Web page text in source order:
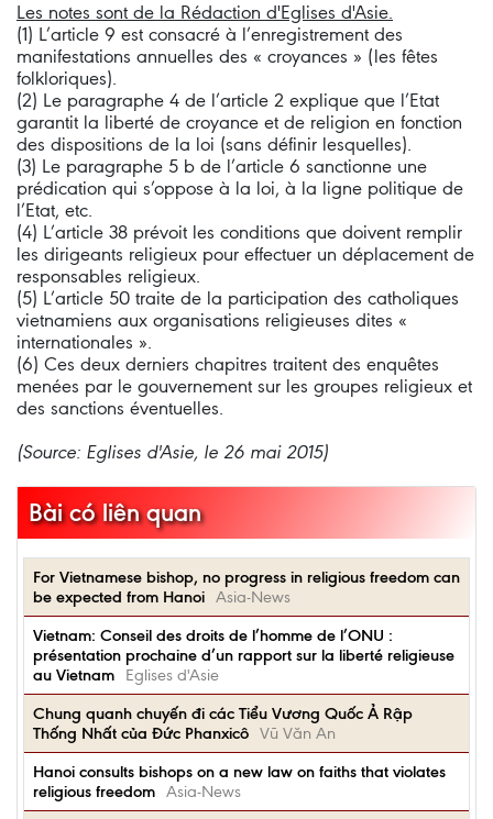
Les notes sont de la Rédaction d'Eglises d'Asie.
(1) L’article 9 est consacré à l’enregistrement des
manifestations annuelles des « croyances » (les fêtes
folkloriques).
(2) Le paragraphe 4 de l’article 2 explique que l’Etat
garantit la liberté de croyance et de religion en fonction
des dispositions de la loi (sans définir lesquelles).
(3) Le paragraphe 5 b de l’article 6 sanctionne une
prédication qui s’oppose à la loi, à la ligne politique de
l’Etat, etc.
(4) L’article 38 prévoit les conditions que doivent remplir
les dirigeants religieux pour effectuer un déplacement de
responsables religieux.
(5) L’article 50 traite de la participation des catholiques
vietnamiens aux organisations religieuses dites «
internationales ».
(6) Ces deux derniers chapitres traitent des enquêtes
menées par le gouvernement sur les groupes religieux et
des sanctions éventuelles.
(Source: Eglises d'Asie, le 26 mai 2015)
Bài có liên quan
For Vietnamese bishop, no progress in religious freedom can
be expected from Hanoi Asia-News
Vietnam: Conseil des droits de l’homme de l’ONU :
présentation prochaine d’un rapport sur la liberté religieuse
au Vietnam
Eglises d'Asie
Chung quanh chuyến đi các Tiểu Vương Quốc Ả Rập
Thống Nhất của Đức Phanxicô Vũ Văn An
Hanoi consults bishops on a new law on faiths that violates
religious freedom Asia-News